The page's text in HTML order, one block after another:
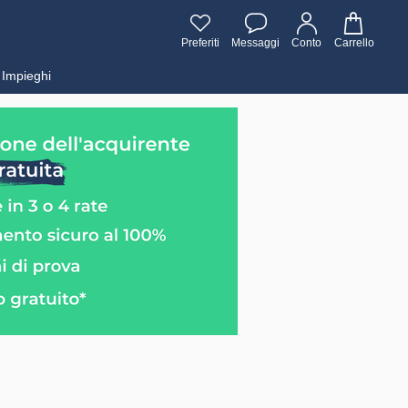
Preferiti Messaggi Conto Carrello
Impieghi